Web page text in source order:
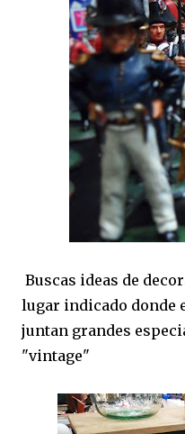
Buscas ideas de
lugar indicado donde
juntan grandes
"vintage"